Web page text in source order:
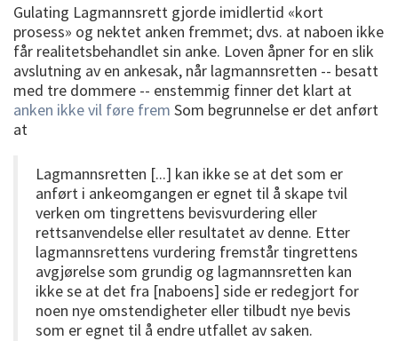
Gulating Lagmannsrett gjorde imidlertid «kort
prosess» og nektet anken fremmet; dvs. at naboen ikke
får realitetsbehandlet sin anke. Loven åpner for en slik
avslutning av en ankesak, når lagmannsretten -- besatt
med tre dommere -- enstemmig finner det klart at
anken ikke vil føre frem Som begrunnelse er det anført
at
Lagmannsretten [...] kan ikke se at det som er
anført i ankeomgangen er egnet til å skape tvil
verken om tingrettens bevisvurdering eller
rettsanvendelse eller resultatet av denne. Etter
lagmannsrettens vurdering fremstår tingrettens
avgjørelse som grundig og lagmannsretten kan
ikke se at det fra [naboens] side er redegjort for
noen nye omstendigheter eller tilbudt nye bevis
som er egnet til å endre utfallet av saken.